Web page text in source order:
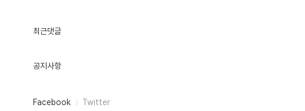
인
최근댓글
공지사항
페
Facebook Twitter